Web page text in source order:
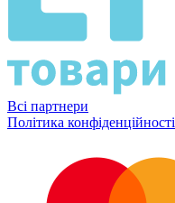
Всі партнери
Політика конфіденційності